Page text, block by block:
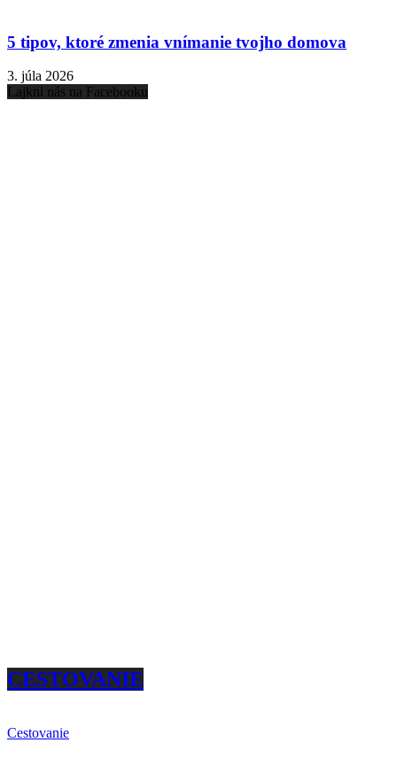
5 tipov, ktoré zmenia vnímanie tvojho domova
3. júla 2026
Lajkni nás na Facebooku
CESTOVANIE
Cestovanie